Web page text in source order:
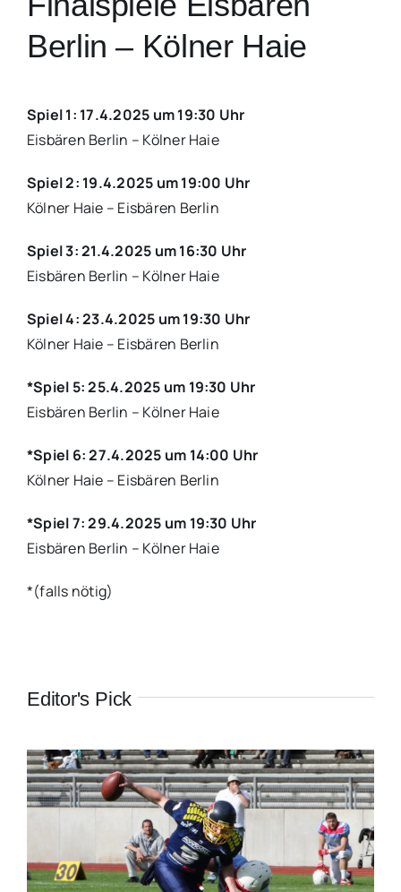
Berlin – Kölner Haie
Spiel 1: 17.4.2025 um 19:30 Uhr
Eisbären Berlin – Kölner Haie
Spiel 2: 19.4.2025 um 19:00 Uhr
Kölner Haie – Eisbären Berlin
Spiel 3: 21.4.2025 um 16:30 Uhr
Eisbären Berlin – Kölner Haie
Spiel 4: 23.4.2025 um 19:30 Uhr
Kölner Haie – Eisbären Berlin
*Spiel 5: 25.4.2025 um 19:30 Uhr
Eisbären Berlin – Kölner Haie
*Spiel 6: 27.4.2025 um 14:00 Uhr
Kölner Haie – Eisbären Berlin
*Spiel 7: 29.4.2025 um 19:30 Uhr
Eisbären Berlin – Kölner Haie
*(falls nötig)
Editor's Pick